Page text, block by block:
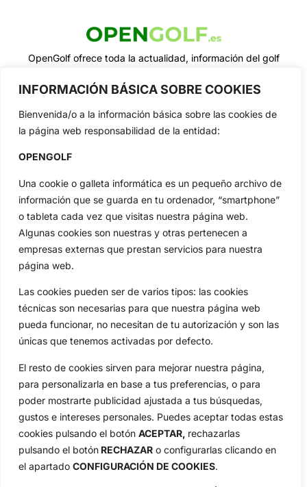
INFORMACIÓN BÁSICA SOBRE COOKIES
Bienvenida/o a la información básica sobre las cookies de
la página web responsabilidad de la entidad:
OPENGOLF
Una cookie o galleta informática es un pequeño archivo de
información que se guarda en tu ordenador, “smartphone”
o tableta cada vez que visitas nuestra página web.
Algunas cookies son nuestras y otras pertenecen a
empresas externas que prestan servicios para nuestra
página web.
Las cookies pueden ser de varios tipos: las cookies
técnicas son necesarias para que nuestra página web
pueda funcionar, no necesitan de tu autorización y son las
únicas que tenemos activadas por defecto.
El resto de cookies sirven para mejorar nuestra página,
para personalizarla en base a tus preferencias, o para
poder mostrarte publicidad ajustada a tus búsquedas,
gustos e intereses personales. Puedes aceptar todas estas
cookies pulsando el botón ACEPTAR, rechazarlas
pulsando el botón RECHAZAR o configurarlas clicando en
el apartado CONFIGURACIÓN DE COOKIES.
OpenGolf ofrece toda la actualidad, información del golf
Jon Rahm, LIV Golf, PGA Tour, Ryder Cup, DP World Tour, LPGA
Tour...
Categorias
Inicio
Actualidad
Especiales
Jon Rahm
Vídeos
De Interés
Compañía
Aviso Legal
Política de Privacidad
Política de Cookies
Publicidad
Newsletters
Copyright © 2025 OpenGolf | Diseño por TecnoQuatre